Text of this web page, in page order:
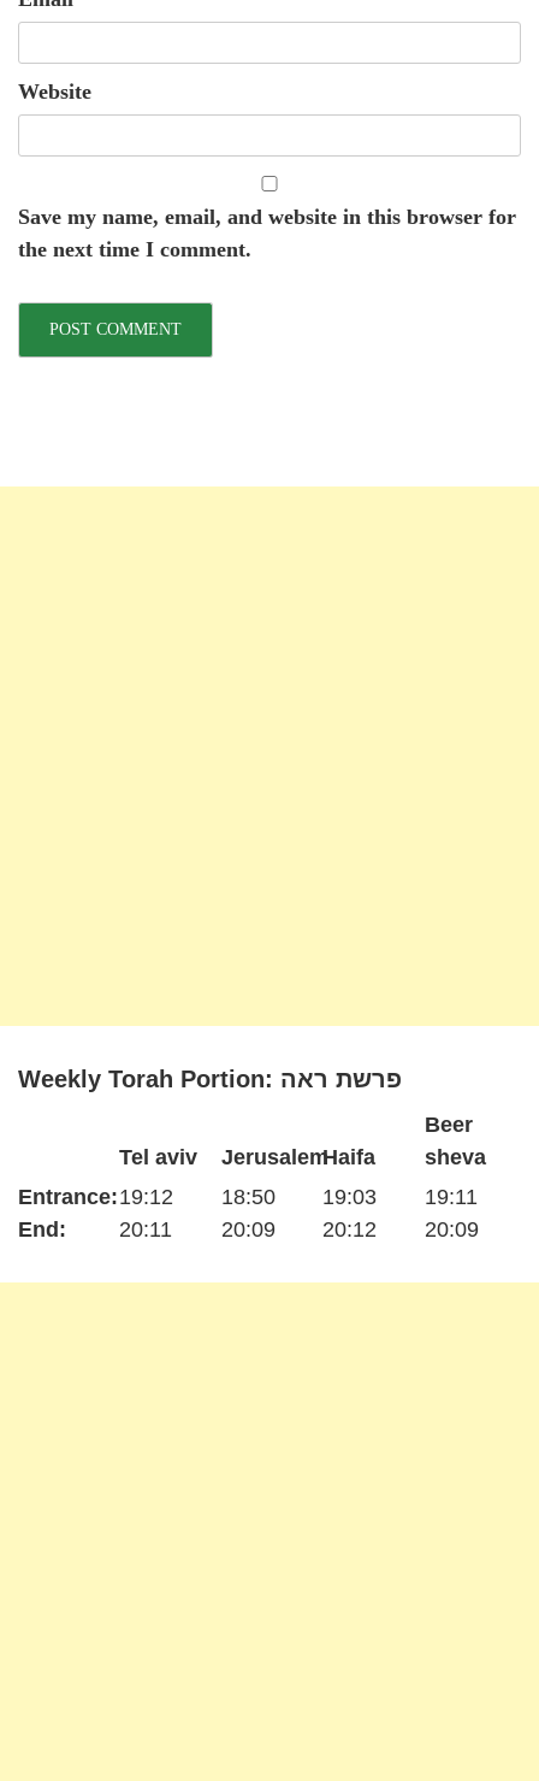
Website
Save my name, email, and website in this browser for
the next time I comment.
Weekly Torah Portion: פרשת ראה
Entrance:
End:
Tel aviv
19:12
20:11
Jerusalem
18:50
20:09
Haifa
19:03
20:12
Beer
sheva
19:11
20:09